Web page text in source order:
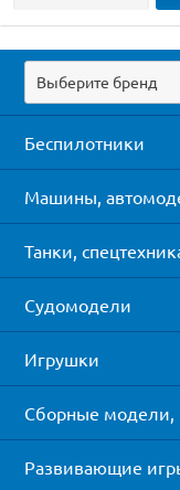
Выберите бренд
Беспилотники
Машины,
Танки,
Судомодели
Игрушки
Сборные модели,
Развивающие